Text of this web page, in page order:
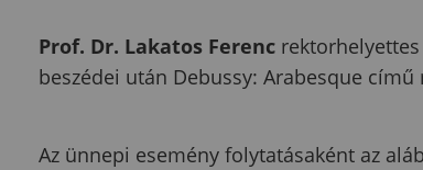
Prof. Dr. Lakatos Ferenc
beszédei után Debussy: Arabesque
Az ünnepi esemény folytatásaként az